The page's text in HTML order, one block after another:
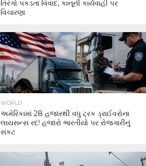
તિરંગો પકડતા વિવાદ, કાનૂની કાર્યવાહી પર
વિચારણા
WORLD
અમેરિકામાં 28 હજારથી વધુ ટ્રક ડ્રાઈવરોના
લાયસન્સ રદ! હજારો ભારતીયો પર રોજગારીનું
સંકટ